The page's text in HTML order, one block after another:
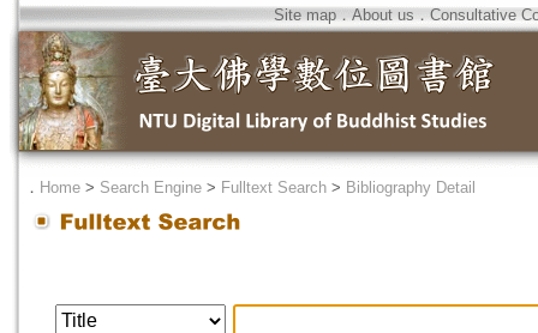
Site map．About us ． Consultative
． Home > Search Engine > Fulltext Search > Bibliography Detail